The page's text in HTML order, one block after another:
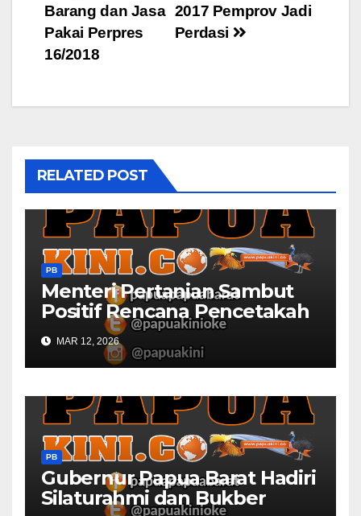
navigation 2017 Pemprov Jadi
Perdasi
Barang dan Jasa
Pakai Perpres
16/2018
RELATED POST
PB
Menteri Pertanian Sambut
Positif Rencana Pencetakah
Sawah dan Ladang di Papua
Barat
MAR 12, 2026
PB
Gubernur Papua Barat Hadiri
Silaturahmi dan Bukber